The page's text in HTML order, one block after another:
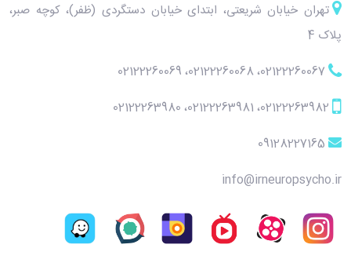
تهران خیابان شریعتی، ابتدای خیابان دستگردی (ظفر)، کوچه صبر،
پلاک 4
02122260067، 02122260068، 02122260069
02122263982، 02122263981، 02122263980
09128227165
info@irneuropsycho.ir